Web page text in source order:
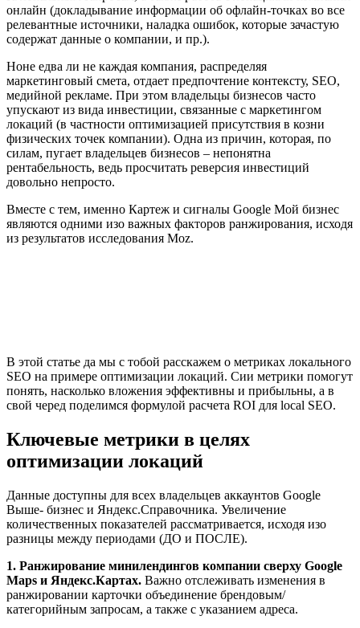
онлайн (докладывание информации об офлайн-точках во все
релевантные источники, наладка ошибок, которые зачастую
содержат данные о компании, и пр.).
Ноне едва ли не каждая компания, распределяя
маркетинговый смета, отдает предпочтение контексту, SEO,
медийной рекламе. При этом владельцы бизнесов часто
упускают из вида инвестиции, связанные c маркетингом
локаций (в частности оптимизацией присутствия в козни
физических точек компании). Одна из причин, которая, по
силам, пугает владельцев бизнесов – непонятна
рентабельность, ведь просчитать реверсия инвестиций
довольно непросто.
Вместе с тем, именно Картеж и сигналы Google Мой бизнес
являются одними изо важных факторов ранжирования, исходя
из результатов исследования Moz.
В этой статье да мы с тобой расскажем о метриках локального
SEO на примере оптимизации локаций. Сии метрики помогут
понять, насколько вложения эффективны и прибыльны, а в
свой черед поделимся формулой расчета ROI для local SEO.
Ключевые метрики в целях
оптимизации локаций
Данные доступны для всех владельцев аккаунтов Google
Выше- бизнес и Яндекс.Справочника. Увеличение
количественных показателей рассматривается, исходя изо
разницы между периодами (ДО и ПОСЛЕ).
1. Ранжирование минилендингов компании сверху Google
Maps и Яндекс.Картах. Важно отслеживать изменения в
ранжировании карточки объединение брендовым/
категорийным запросам, а также с указанием адреса.